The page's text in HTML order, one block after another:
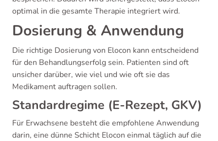
optimal in die gesamte Therapie integriert wird.
Dosierung & Anwendung
Die richtige Dosierung von Elocon kann entscheidend
für den Behandlungserfolg sein. Patienten sind oft
unsicher darüber, wie viel und wie oft sie das
Medikament auftragen sollen.
Standardregime (E-Rezept, GKV)
Für Erwachsene besteht die empfohlene Anwendung
darin, eine dünne Schicht Elocon einmal täglich auf die